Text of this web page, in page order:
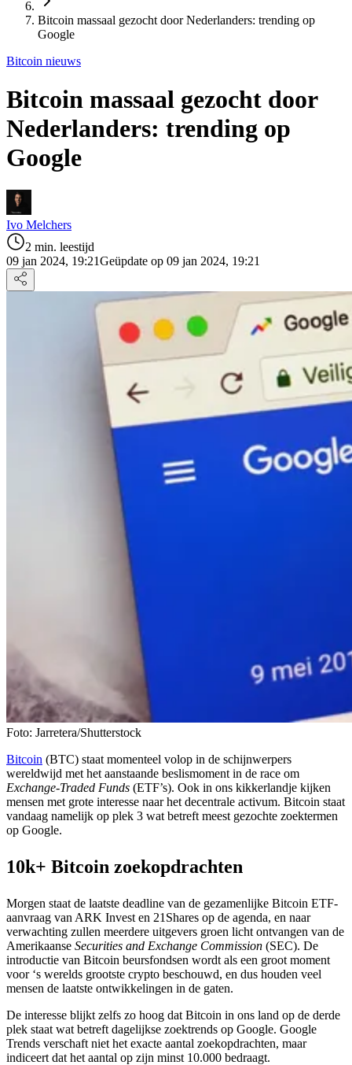
Bitcoin massaal gezocht door Nederlanders: trending op
Google
Bitcoin nieuws
Bitcoin massaal gezocht door
Nederlanders: trending op
Google
Ivo Melchers
2 min. leestijd
09 jan 2024, 19:21Geüpdate op 09 jan 2024, 19:21
Foto: Jarretera/Shutterstock
Bitcoin (BTC) staat momenteel volop in de schijnwerpers
wereldwijd met het aanstaande beslismoment in de race om
Exchange-Traded Funds (ETF’s). Ook in ons kikkerlandje kijken
mensen met grote interesse naar het decentrale activum. Bitcoin staat
vandaag namelijk op plek 3 wat betreft meest gezochte zoektermen
op Google.
10k+ Bitcoin zoekopdrachten
Morgen staat de laatste deadline van de gezamenlijke Bitcoin ETF-
aanvraag van ARK Invest en 21Shares op de agenda, en naar
verwachting zullen meerdere uitgevers groen licht ontvangen van de
Amerikaanse Securities and Exchange Commission (SEC). De
introductie van Bitcoin beursfondsen wordt als een groot moment
voor ‘s werelds grootste crypto beschouwd, en dus houden veel
mensen de laatste ontwikkelingen in de gaten.
De interesse blijkt zelfs zo hoog dat Bitcoin in ons land op de derde
plek staat wat betreft dagelijkse zoektrends op Google. Google
Trends verschaft niet het exacte aantal zoekopdrachten, maar
indiceert dat het aantal op zijn minst 10.000 bedraagt.